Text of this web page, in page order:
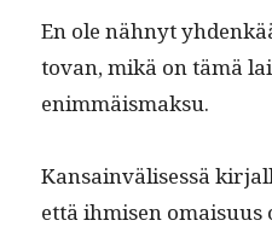
En ole näh­nyt
to­van, mikä on tämä
enimmäismaksu.
Kan­sain­välisessä
että ihmisen